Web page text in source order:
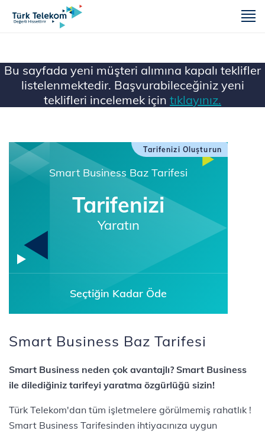
Bu sayfada yeni müşteri alımına kapalı teklifler
listelenmektedir. Başvurabileceğiniz yeni
teklifleri incelemek için tıklayınız.
Ana Sayfa Mobil
Tarifenizi Oluşturun
Smart Business Baz Tarifesi
Tarifenizi
Yaratın
Seçtiğin Kadar Öde
Smart Business Baz Tarifesi
Smart Business neden çok avantajlı? Smart Business
ile dilediğiniz tarifeyi yaratma özgürlüğü sizin!
Türk Telekom'dan tüm işletmelere görülmemiş rahatlık !
Smart Business Tarifesinden ihtiyacınıza uygun